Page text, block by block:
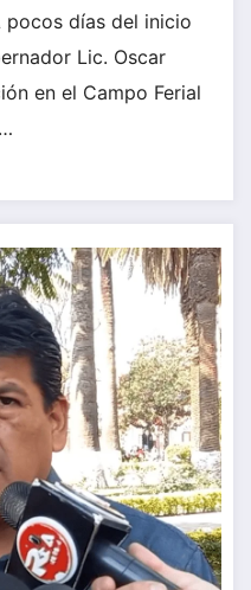
pocos días del inicio
Lic. Oscar
en el Campo Ferial